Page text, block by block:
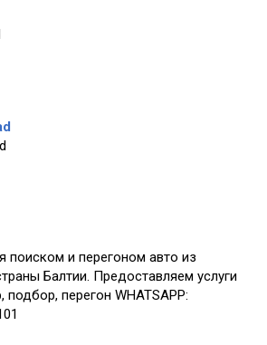
поиском и перегоном авто из
Балтии. Предоставляем услуги
подбор, перегон WHATSAPP: